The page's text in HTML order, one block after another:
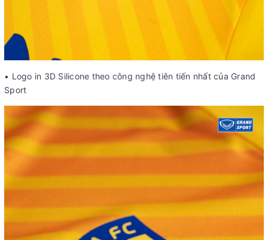
• Logo in 3D Silicone theo công nghệ tiên tiến nhất của Grand
Sport